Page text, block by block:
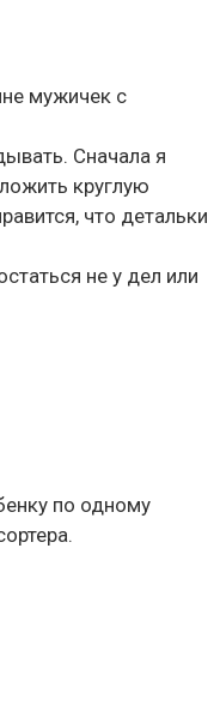
мужичек с
Сначала я
круглую
что детальки
не у дел или
по одному